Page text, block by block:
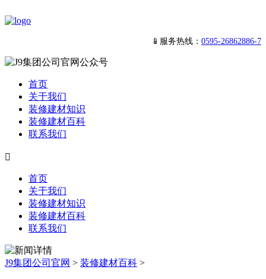
📱服务热线： 0595-26862886-7
首页
关于我们
装修建材知识
装修建材百科
联系我们

首页
关于我们
装修建材知识
装修建材百科
联系我们
J9集团公司官网 > 装修建材百科 >